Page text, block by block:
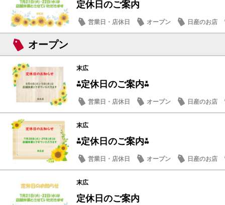
定休日のご案内
営業日・店休日 オープン 日産のお店
オープン
末広
⁂定休日のご案内⁂
営業日・店休日 オープン 日産のお店
末広
⁂定休日のご案内⁂
営業日・店休日 オープン 日産のお店
末広
定休日のご案内